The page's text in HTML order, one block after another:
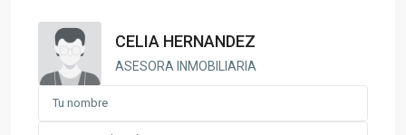
CELIA HERNANDEZ
ASESORA INMOBILIARIA